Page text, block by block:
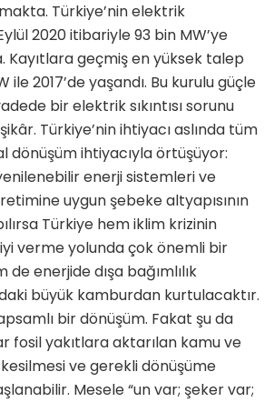
Türkiye’nin elektrik
2020 itibariyle 93 bin MW’ye
Kayıtlara geçmiş en yüksek talep
ile 2017’de yaşandı. Bu kurulu güçle
bir elektrik sıkıntısı sorunu
Türkiye’nin ihtiyacı aslında tüm
dönüşüm ihtiyacıyla örtüşüyor:
enerji sistemleri ve
uygun şebeke altyapısının
Türkiye hem iklim krizinin
verme yolunda çok önemli bir
enerjide dışa bağımlılık
büyük kamburdan kurtulacaktır.
bir dönüşüm. Fakat şu da
fosil yakıtlara aktarılan kamu ve
ve gerekli dönüşüme
Mesele “un var; şeker var;